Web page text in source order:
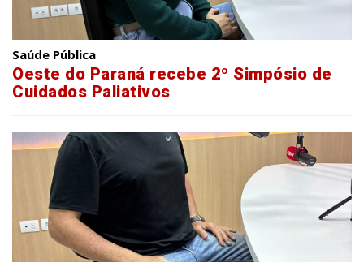
Saúde Pública
Oeste do Paraná recebe 2º Simpósio de
Cuidados Paliativos